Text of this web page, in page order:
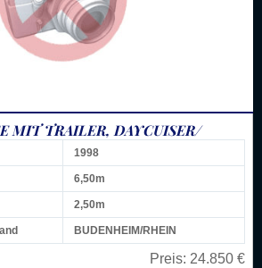
MIT TRAILER, DAYCUISER/
1998
6,50m
2,50m
BUDENHEIM/RHEIN
Preis: 24.850 €